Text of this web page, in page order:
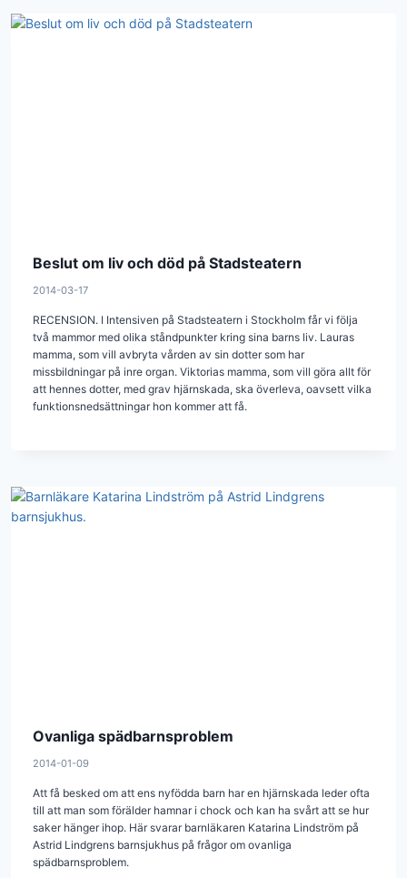
Beslut om liv och död på Stadsteatern
2014-03-17
RECENSION. I Intensiven på Stadsteatern i Stockholm får vi följa
två mammor med olika ståndpunkter kring sina barns liv. Lauras
mamma, som vill avbryta vården av sin dotter som har
missbildningar på inre organ. Viktorias mamma, som vill göra allt för
att hennes dotter, med grav hjärnskada, ska överleva, oavsett vilka
funktionsnedsättningar hon kommer att få.
Ovanliga spädbarnsproblem
2014-01-09
Att få besked om att ens nyfödda barn har en hjärnskada leder ofta
till att man som förälder hamnar i chock och kan ha svårt att se hur
saker hänger ihop. Här svarar barnläkaren Katarina Lindström på
Astrid Lindgrens barnsjukhus på frågor om ovanliga
spädbarnsproblem.